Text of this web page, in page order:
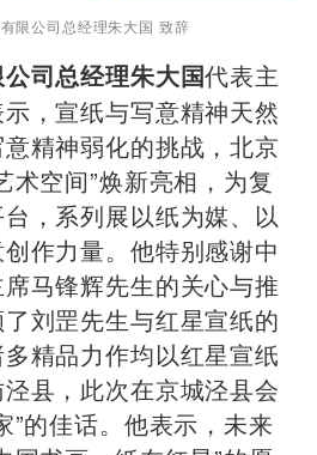
限公司总经理朱大国 致辞
司总经理朱大国代表主
，宣纸与写意精神天然
精神弱化的挑战，北京
术空间”焕新亮相，为复
，系列展以纸为媒、以
作力量。他特别感谢中
马锋辉先生的关心与推
刘罡先生与红星宣纸的
精品力作均以红星宣纸
县，此次在京城泾县会
”的佳话。他表示，未来